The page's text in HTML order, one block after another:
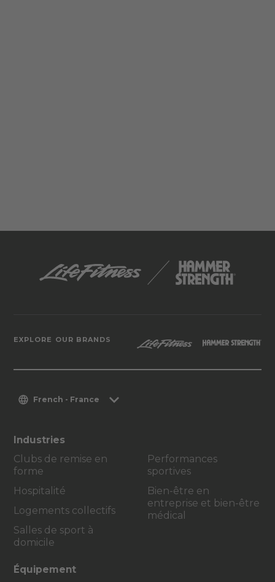
EXPLORE OUR BRANDS
French - France
Industries
Clubs de remise en
forme
Hospitalité
Logements collectifs
Salles de sport à
domicile
Performances
sportives
Bien-être en
entreprise et bien-être
médical
Équipement